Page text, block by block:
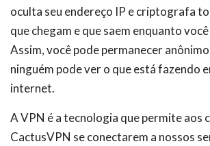
oculta seu endereço IP e criptografa
que chegam e que saem enquanto
Assim, você pode permanecer
ninguém pode ver o que está fazendo
internet.
A VPN é a tecnologia que permite aos
CactusVPN se conectarem a nossos